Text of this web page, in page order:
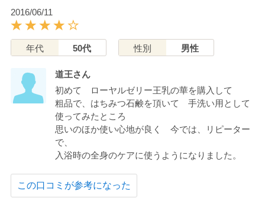
2016/06/11
年代 50代 性別 男性
道王さん
初めて ローヤルゼリー王乳の華を購入して
粗品で、はちみつ石鹸を頂いて 手洗い用として
使ってみたところ
思いのほか使い心地が良く 今では、リピーター
で、
入浴時の全身のケアに使うようになりました。
この口コミが参考になった